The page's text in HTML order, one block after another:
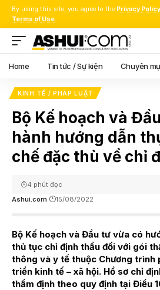
By using this site, you agree to the Privacy Policy
Terms of Use.
Home Tin tức / Sự kiện Chuyên
KINH TẾ / PHÁP LUẬT
Bộ Kế hoạch và
hành hướng dẫn
chế đặc thù về chỉ
Ashui.com 15/08/2022
4 phút đọc
Bộ Kế hoạch và Đầu tư vừa có
thủ tục chỉ định thầu đối với gói
thông và y tế thuộc Chương trình
triển kinh tế – xã hội. Hồ sơ chỉ
thẩm định theo quy định tại Điều